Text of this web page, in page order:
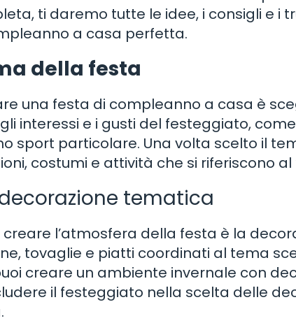
ti daremo tutte le idee, i consigli e i
a casa perfetta.
della festa
una festa di compleanno a casa è
interessi e i gusti del festeggiato,
sport particolare. Una volta scelto il
costumi e attività che si riferiscono
decorazione tematica
l’atmosfera della festa è la
tovaglie e piatti coordinati al tema
creare un ambiente invernale con
il festeggiato nella scelta delle